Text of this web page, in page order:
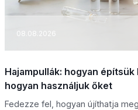
08.08.2026
Hajampullák: hogyan építsük
hogyan használjuk őket
Fedezze fel, hogyan újíthatja